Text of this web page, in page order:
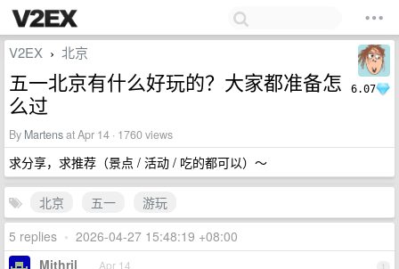
6.07
V2EX › 北京
五一北京有什么好玩的？大家都准备怎
么过
By Martensat Apr 14 · 1760 views
求分享，求推荐（景点 / 活动 / 吃的都可以）～
北京 五一
游玩
5 replies • 2026-04-27 15:48:19 +08:00
Mithril Apr 14